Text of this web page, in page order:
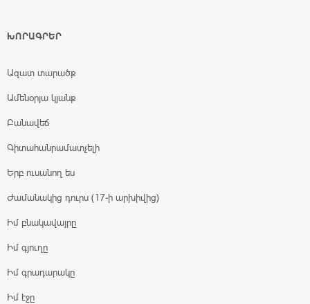
ԽՈՐԱԳՐԵՐ
Ազատ տարածք
Ամենօրյա կյանք
Բանավեճ
Գիտահանրամատչելի
Երբ ուսանող ես
Ժամանակից դուրս (17-ի արխիվից)
Իմ բնակավայրը
Իմ գյուղը
Իմ գրադարակը
Իմ էջը